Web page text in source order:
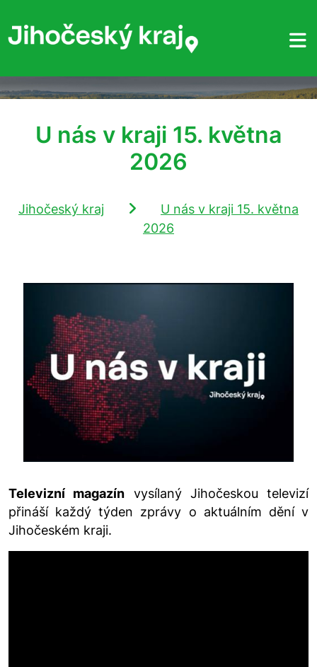
U nás v kraji 15. května
2026
Jihočeský kraj
U nás v kraji 15. května
2026
Televizní magazín vysílaný Jihočeskou televizí
přináší každý týden zprávy o aktuálním dění v
Jihočeském kraji.